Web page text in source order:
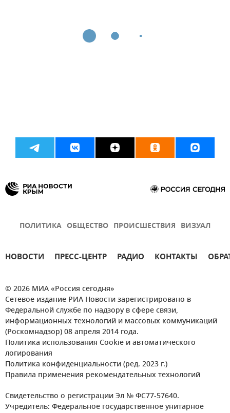
ПОЛИТИКА ОБЩЕСТВО ПРОИСШЕСТВИЯ ВИЗУАЛ
НОВОСТИ ПРЕСС-ЦЕНТР РАДИО КОНТАКТЫ
© 2026 МИА «Россия сегодня»
Сетевое издание РИА Новости зарегистрировано в
Федеральной службе по надзору в сфере связи,
информационных технологий и массовых коммуникаций
(Роскомнадзор) 08 апреля 2014 года.
Политика использования Cookie и автоматического
логирования
Политика конфиденциальности (ред. 2023 г.)
Правила применения рекомендательных технологий
Свидетельство о регистрации Эл № ФС77-57640.
Учредитель: Федеральное государственное унитарное